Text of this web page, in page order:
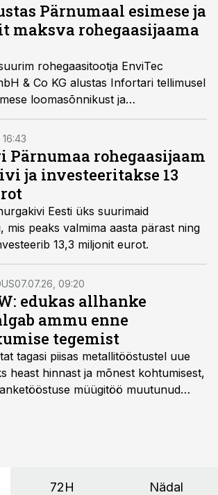
Pärnumaal esimese ja
maksva rohegaasijaama
rohegaasitootja EnviTec
& Co KG alustas Infortari tellimusel
loomasõnnikust ja
tootva jaama ehitust, projekti
13,3 miljoni euroni.
Pärnumaa rohegaasijaam
ja investeeritakse 13
Eesti üks suurimaid
mis peaks valmima aasta pärast ning
13,3 miljonit eurot.
07.07.26, 09:20
edukas allhanke
ammu enne
tegemist
tagasi piisas metallitööstustel uue
heast hinnast ja mõnest kohtumisest,
müügitöö muutunud
72H Nädal